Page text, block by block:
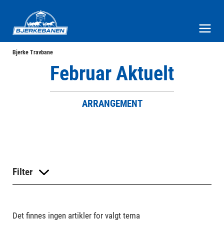
Bjerke Travbane
Februar Aktuelt
ARRANGEMENT
Filter
Det finnes ingen artikler for valgt tema